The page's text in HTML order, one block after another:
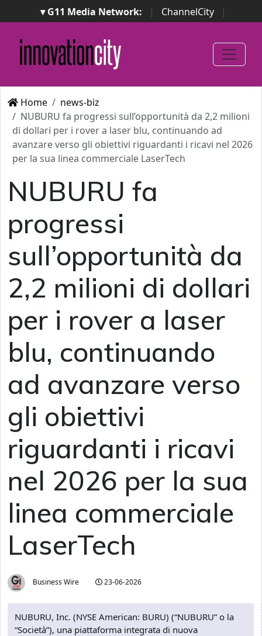
▾ G11 Media Network: | ChannelCity
|
ImpresaCity | SecurityOpenLab | Italian Channel
Awards
Italian Project Awards
Italian Security
Awards
Home
news-biz
NUBURU fa progressi sull’opportunità da 2,2 milioni
di dollari per i rover a laser blu, continuando ad
avanzare verso gli obiettivi riguardanti i ricavi nel 2026
per la sua linea commerciale LaserTech
NUBURU fa
progressi
sull’opportunità da
2,2 milioni di dollari
per i rover a laser
blu, continuando
ad avanzare verso
gli obiettivi
riguardanti i ricavi
nel 2026 per la sua
linea commerciale
LaserTech
Business Wire 23-06-2026
NUBURU, Inc. (NYSE American: BURU) (“NUBURU” o la
“Società”), una piattaforma integrata di nuova